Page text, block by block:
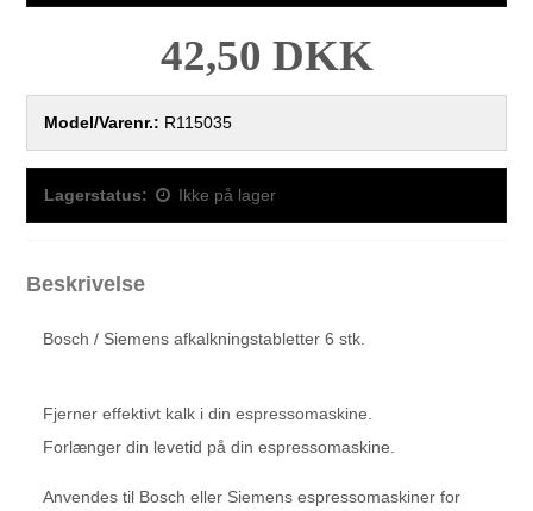
42,50 DKK
Model/Varenr.: R115035
Lagerstatus: Ikke på lager
Beskrivelse
Bosch / Siemens afkalkningstabletter 6 stk.
Fjerner effektivt kalk i din espressomaskine.
Forlænger din levetid på din espressomaskine.
Anvendes til Bosch eller Siemens espressomaskiner for